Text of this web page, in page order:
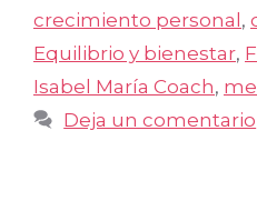
crecimiento personal ,
Equilibrio y bienestar,
Isabel María Coach,
Deja un comentario